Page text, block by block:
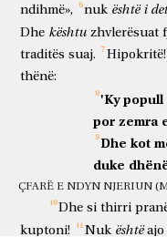
njeriun atëherë
εἶπον αὐτῷ, οἶδας
di
ὅτι οἱ
ἐσκανδαλίσθησαν?
u shkandulluan
ὁ δὲ
ἐφύτευσεν
mbolli
αὐτούς; ὁδηγοί
të udhëheqë të dy
ἀποκριθεὶς
duke u përgjigjur
δὲ
παραβολήν.
shëmbëlltyrën
ὁ
ai
ndihmë»,
nuk është i
Dhe kështu zhvlerësuat
traditës suaj. Hipokritë!
thënë:
'Ky popull
por zemra
Dhe kot
duke
ÇFARË E NDYN NJERIUN
Dhe si thirri
kuptoni!
Nuk është ajo